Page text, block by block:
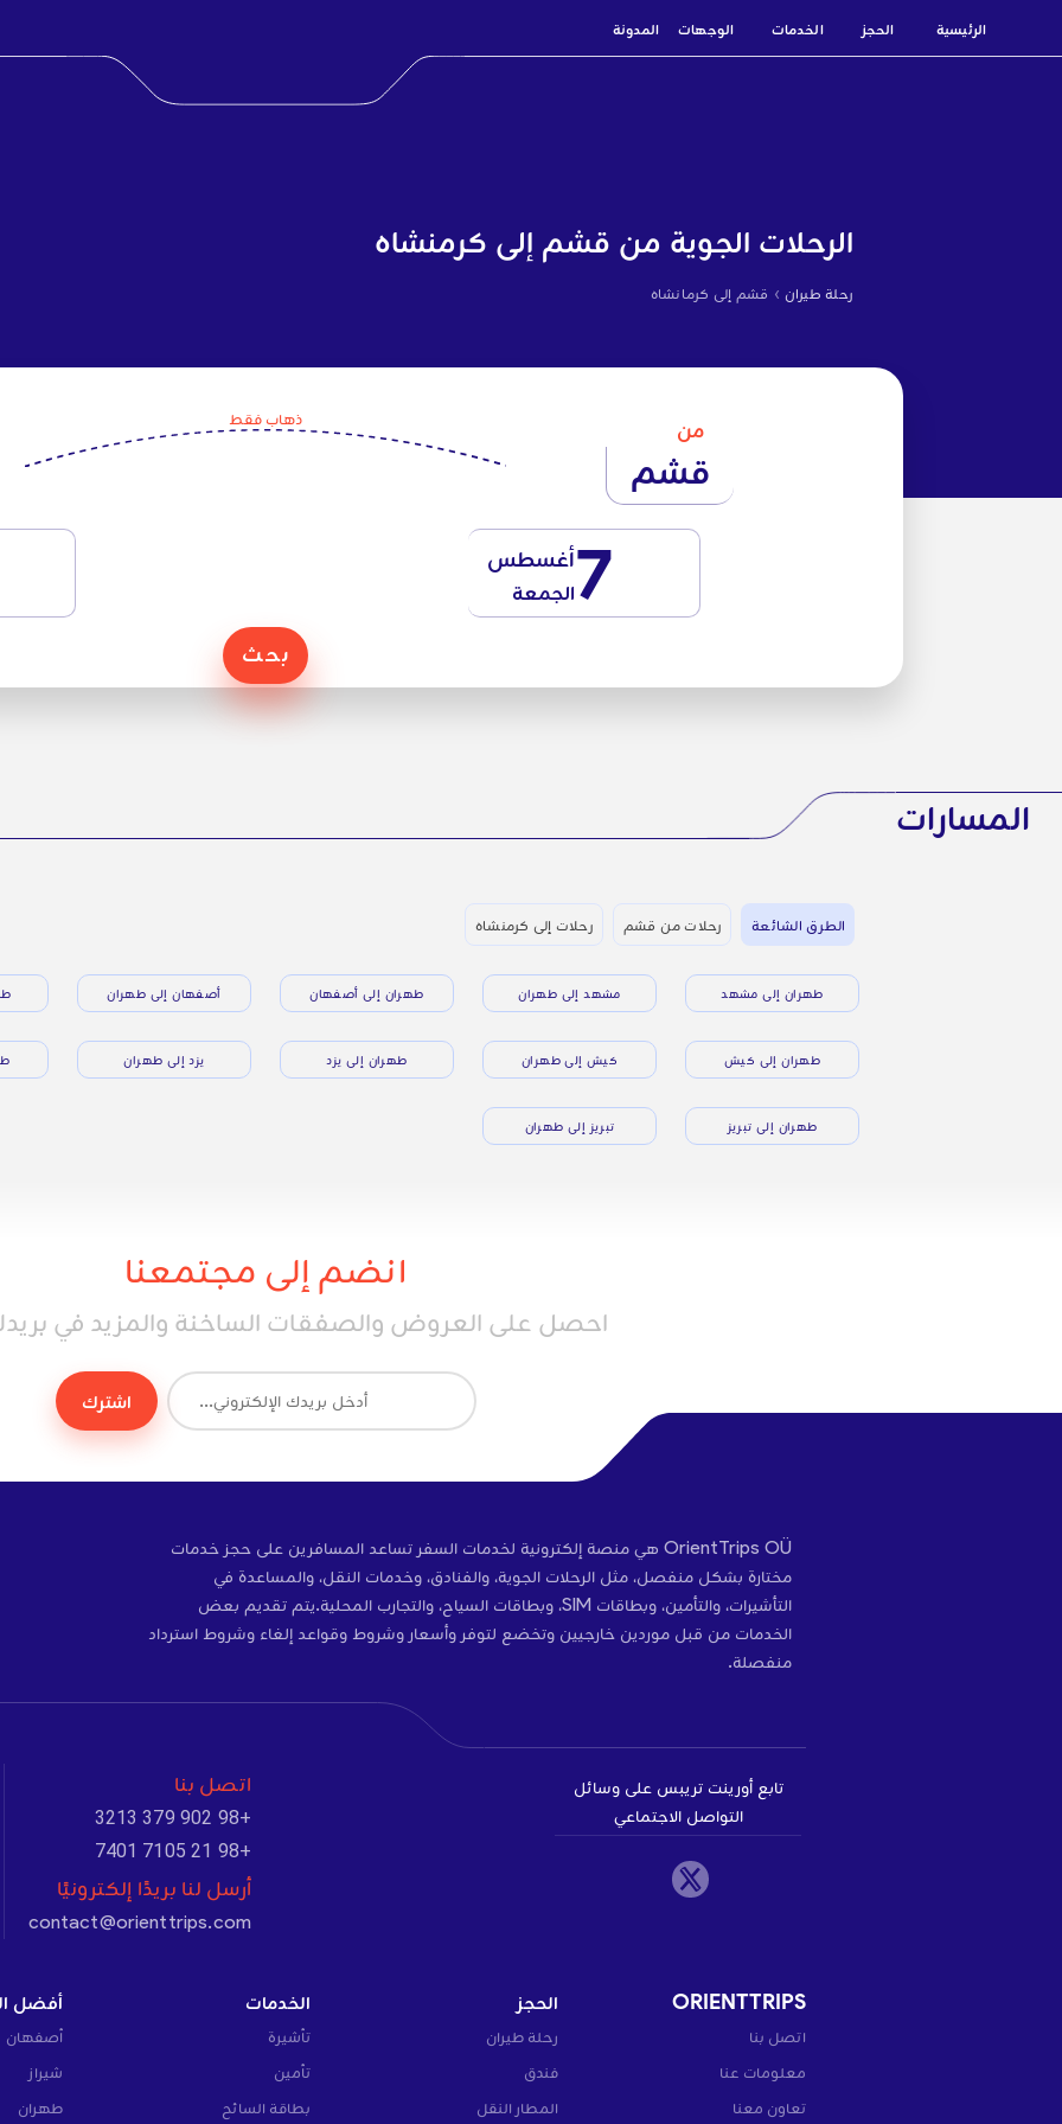
الرئيسية الحجز الخدمات الوجهات المدونة
الرحلات الجوية من قشم إلى كرمنشاه
رحلة طيران › قشم إلى كرمانشاه
من
قشم
ذهاب فقط
7أغسطس
الجمعة
بحث
المسارات
الطرق الشائعة رحلات من قشم رحلات إلى كرمنشاه
طهران إلى مشهد مشهد إلى طهران طهران إلى أصفهان أصفهان إلى طهران
طهران إلى كيش كيش إلى طهران طهران إلى يزد يزد إلى طهران
طهران إلى تبريز تبريز إلى طهران
انضم إلى مجتمعنا
احصل على العروض والصفقات الساخنة والمزيد في بريدك
اشترك
OrientTrips OÜ هي منصة إلكترونية لخدمات السفر تساعد المسافرين على حجز خدمات
مختارة بشكل منفصل، مثل الرحلات الجوية، والفنادق، وخدمات النقل، والمساعدة في
التأشيرات، والتأمين، وبطاقات SIM، وبطاقات السياح، والتجارب المحلية.يتم تقديم بعض
الخدمات من قبل موردين خارجيين وتخضع لتوفر وأسعار وشروط وقواعد إلغاء وشروط استرداد
منفصلة.
تابع أورينت تريبس على وسائل
التواصل الاجتماعي
اتصل بنا
+98 902 379 3213
+98 21 7105 7401
أرسل لنا بريدًا إلكترونيًا
contact@orienttrips.com
ORIENTTRIPS
اتصل بنا
معلومات عنا
تعاون معنا
الحجز
رحلة طيران
فندق
المطار النقل
الخدمات
تأشيرة
تأمين
بطاقة السائح
أفضل
أصفهان
شيراز
طهران